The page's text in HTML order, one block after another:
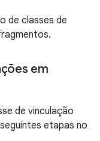
de classes de
em
de vinculação
etapas no